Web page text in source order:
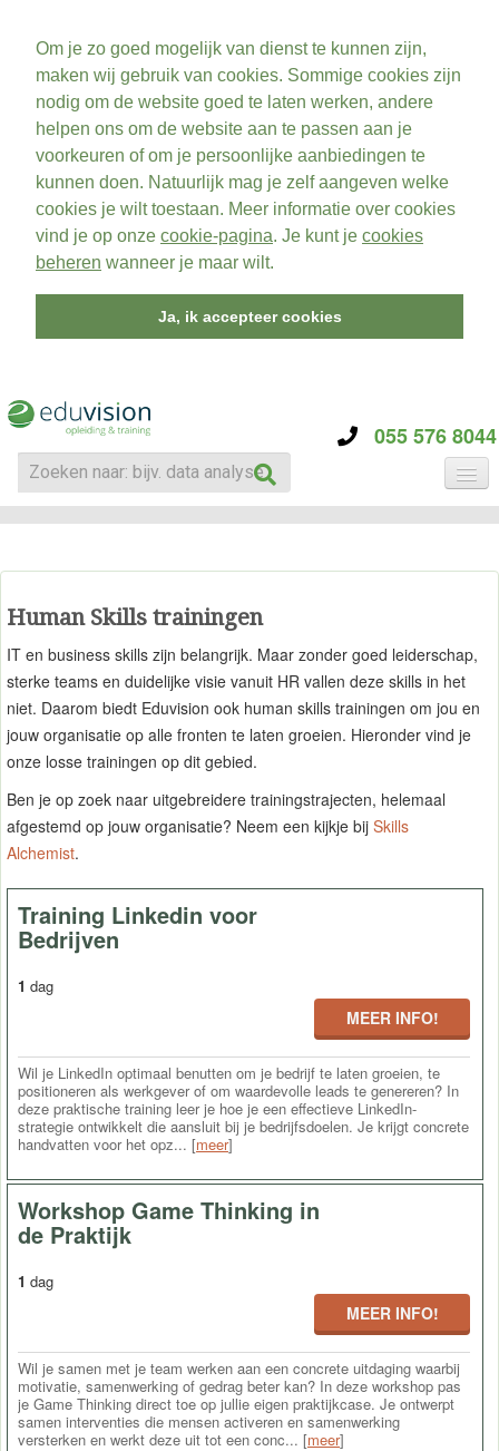
Om je zo goed mogelijk van dienst te kunnen zijn,
maken wij gebruik van cookies. Sommige cookies zijn
nodig om de website goed te laten werken, andere
helpen ons om de website aan te passen aan je
voorkeuren of om je persoonlijke aanbiedingen te
kunnen doen. Natuurlijk mag je zelf aangeven welke
cookies je wilt toestaan. Meer informatie over cookies
vind je op onze cookie-pagina. Je kunt je cookies
beheren wanneer je maar wilt.
Ja, ik accepteer cookies
055 576 8044
CATEGORIE
CONTACT
Human Skills trainingen
IT en business skills zijn belangrijk. Maar zonder goed leiderschap,
sterke teams en duidelijke visie vanuit HR vallen deze skills in het
niet. Daarom biedt Eduvision ook human skills trainingen om jou en
jouw organisatie op alle fronten te laten groeien. Hieronder vind je
onze losse trainingen op dit gebied.
Ben je op zoek naar uitgebreidere trainingstrajecten, helemaal
afgestemd op jouw organisatie? Neem een kijkje bij Skills
Alchemist.
Training Linkedin voor
Bedrijven
1 dag
MEER INFO!
Wil je LinkedIn optimaal benutten om je bedrijf te laten groeien, te
positioneren als werkgever of om waardevolle leads te genereren? In
deze praktische training leer je hoe je een effectieve LinkedIn-
strategie ontwikkelt die aansluit bij je bedrijfsdoelen. Je krijgt concrete
handvatten voor het opz... [meer]
Workshop Game Thinking in
de Praktijk
1 dag
MEER INFO!
Wil je samen met je team werken aan een concrete uitdaging waarbij
motivatie, samenwerking of gedrag beter kan? In deze workshop pas
je Game Thinking direct toe op jullie eigen praktijkcase. Je ontwerpt
samen interventies die mensen activeren en samenwerking
versterken en werkt deze uit tot een conc... [meer]